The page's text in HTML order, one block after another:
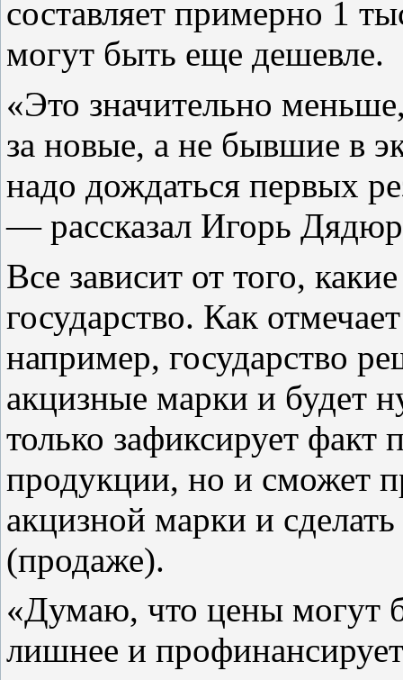
составляет примерно 1
могут быть еще дешевле.
«Это значительно
за новые, а не бывшие в
надо дождаться первых
— рассказал Игорь
Все зависит от того,
государство. Как
например, государство
акцизные марки и будет
только зафиксирует факт
продукции, но и сможет
акцизной марки и
(продаже).
«Думаю, что цены могут
лишнее и